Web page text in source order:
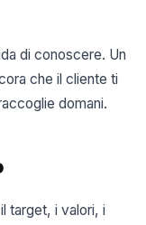
di conoscere. Un
che il cliente ti
domani.
target, i valori, i